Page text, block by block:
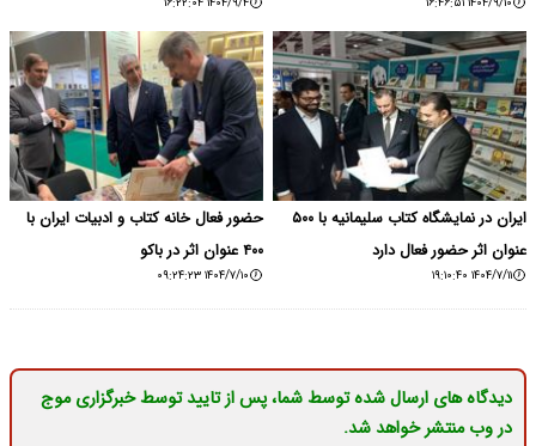
ایران در نمایشگاه کتاب سلیمانیه با ۵۰۰
عنوان اثر حضور فعال دارد
۱۴۰۴/۷/۱۱ ۱۹:۱۰:۴۰
حضور فعال خانه کتاب و ادبیات ایران با
۴۰۰ عنوان اثر در باکو
۱۴۰۴/۷/۱۰ ۰۹:۲۴:۲۳
دیدگاه های ارسال شده توسط شما، پس از تایید توسط خبرگزاری موج
در وب منتشر خواهد شد.